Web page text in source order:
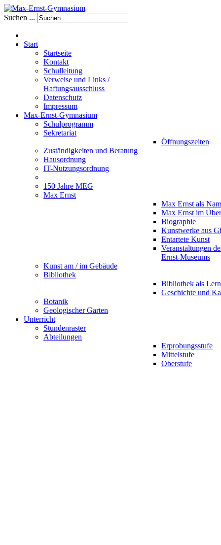
Suchen ...
Start
Startseite
Kontakt
Schulleitung
Verweise und Links /
Haftungsausschluss
Datenschutz
Impressum
Max-Ernst-Gymnasium
Schulprogramm
Sekretariat
Öffnungszeiten
Zuständigkeiten und Beratung
Hausordnung
IT-Nutzungsordnung
150 Jahre MEG
Max Ernst
Max Ernst als
Max Ernst im
Biographie
Kunstwerke aus
Entartete Kunst
Veranstaltungen
Ernst-Museums
Kunst am / im Gebäude
Bibliothek
Bibliothek als
Geschichte und
Botanik
Geologischer Garten
Unterricht
Stundenraster
Abteilungen
Erprobungsstufe
Mittelstufe
Oberstufe